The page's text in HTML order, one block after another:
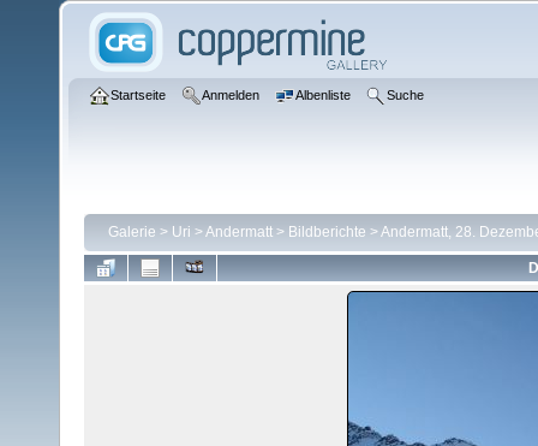
Startseite Anmelden Albenliste Suche
Galerie > Uri >Andermatt > Bildberichte >Andermatt, 28.